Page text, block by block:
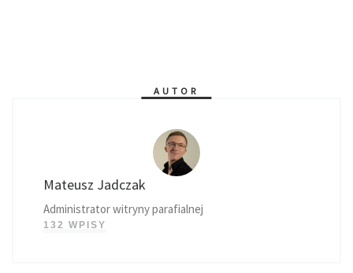
AUTOR
Mateusz Jadczak
Administrator witryny parafialnej
132 WPISY